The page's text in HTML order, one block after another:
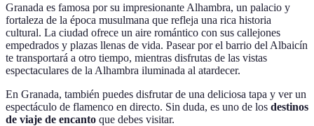
Granada es famosa por su impresionante Alhambra, un palacio y
fortaleza de la época musulmana que refleja una rica historia
cultural. La ciudad ofrece un aire romántico con sus callejones
empedrados y plazas llenas de vida. Pasear por el barrio del Albaicín
te transportará a otro tiempo, mientras disfrutas de las vistas
espectaculares de la Alhambra iluminada al atardecer.
En Granada, también puedes disfrutar de una deliciosa tapa y ver un
espectáculo de flamenco en directo. Sin duda, es uno de los destinos
de viaje de encanto que debes visitar.